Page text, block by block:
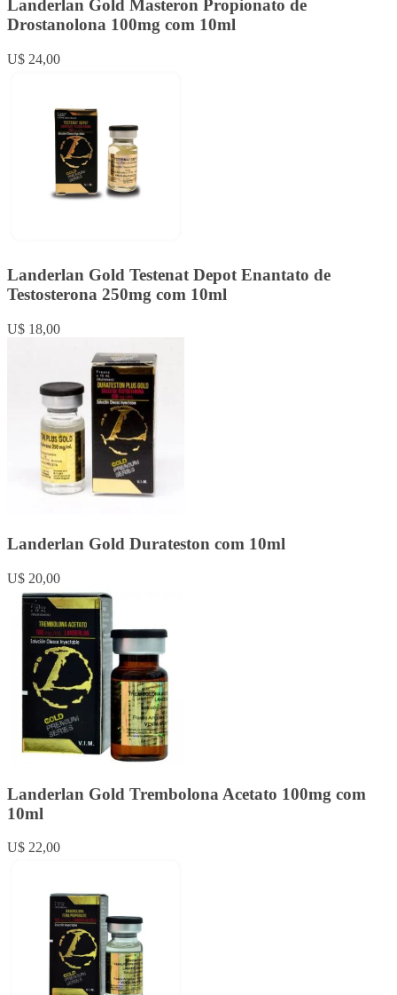
Landerlan Gold Masteron Propionato de
Drostanolona 100mg com 10ml
U$ 24,00
Landerlan Gold Testenat Depot Enantato de
Testosterona 250mg com 10ml
U$ 18,00
Landerlan Gold Durateston com 10ml
U$ 20,00
Landerlan Gold Trembolona Acetato 100mg com
10ml
U$ 22,00